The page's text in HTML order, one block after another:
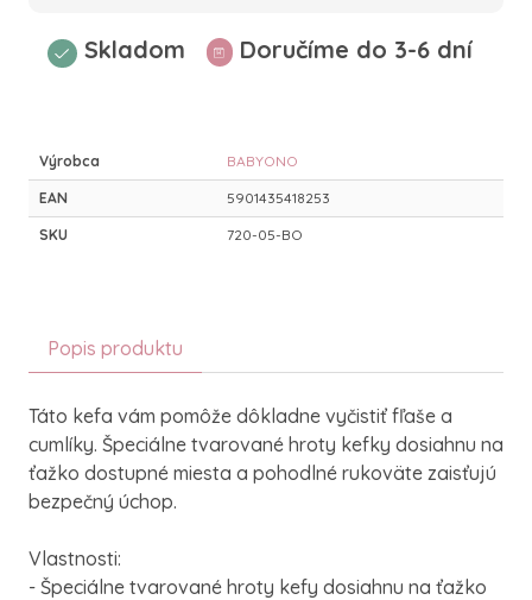
Skladom Doručíme do 3-6 dní
Výrobca BABYONO
EAN 5901435418253
SKU 720-05-BO
Popis produktu
Táto kefa vám pomôže dôkladne vyčistiť fľaše a
cumlíky. Špeciálne tvarované hroty kefky dosiahnu na
ťažko dostupné miesta a pohodlné rukoväte zaisťujú
bezpečný úchop.
Vlastnosti:
- Špeciálne tvarované hroty kefy dosiahnu na ťažko